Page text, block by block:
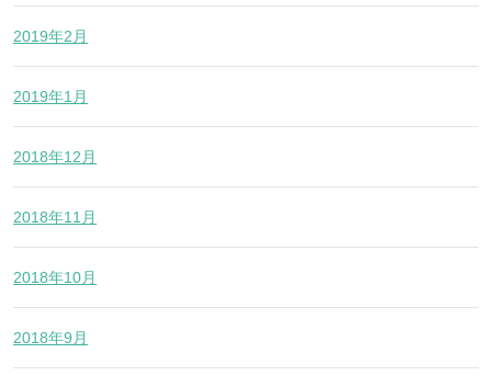
2019年2月
2019年1月
2018年12月
2018年11月
2018年10月
2018年9月